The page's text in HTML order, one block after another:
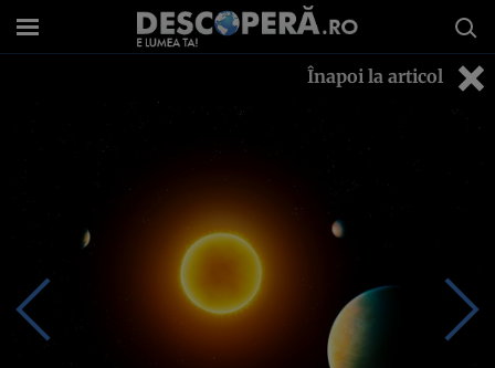
Înapoi la articol